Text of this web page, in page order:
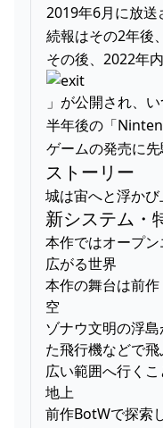
2019年6月に放
続報はその2年
その後、2022年
」が公開され、
半年後の「
ゲームの発売に
ストーリー
城は宙へと浮か
新システム・
本作ではオープ
広がる世界
本作の舞台は前
空
ゾナウ文明の浮
た飛行機などで
広い範囲へ行く
地上
前作BotWで探索